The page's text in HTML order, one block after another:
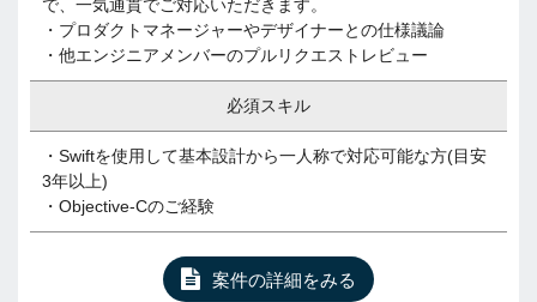
で、一気通貫でご対応いただきます。
・プロダクトマネージャーやデザイナーとの仕様議論
・他エンジニアメンバーのプルリクエストレビュー
必須スキル
・Swiftを使用して基本設計から一人称で対応可能な方(目安
3年以上)
・Objective-Cのご経験
案件の詳細をみる